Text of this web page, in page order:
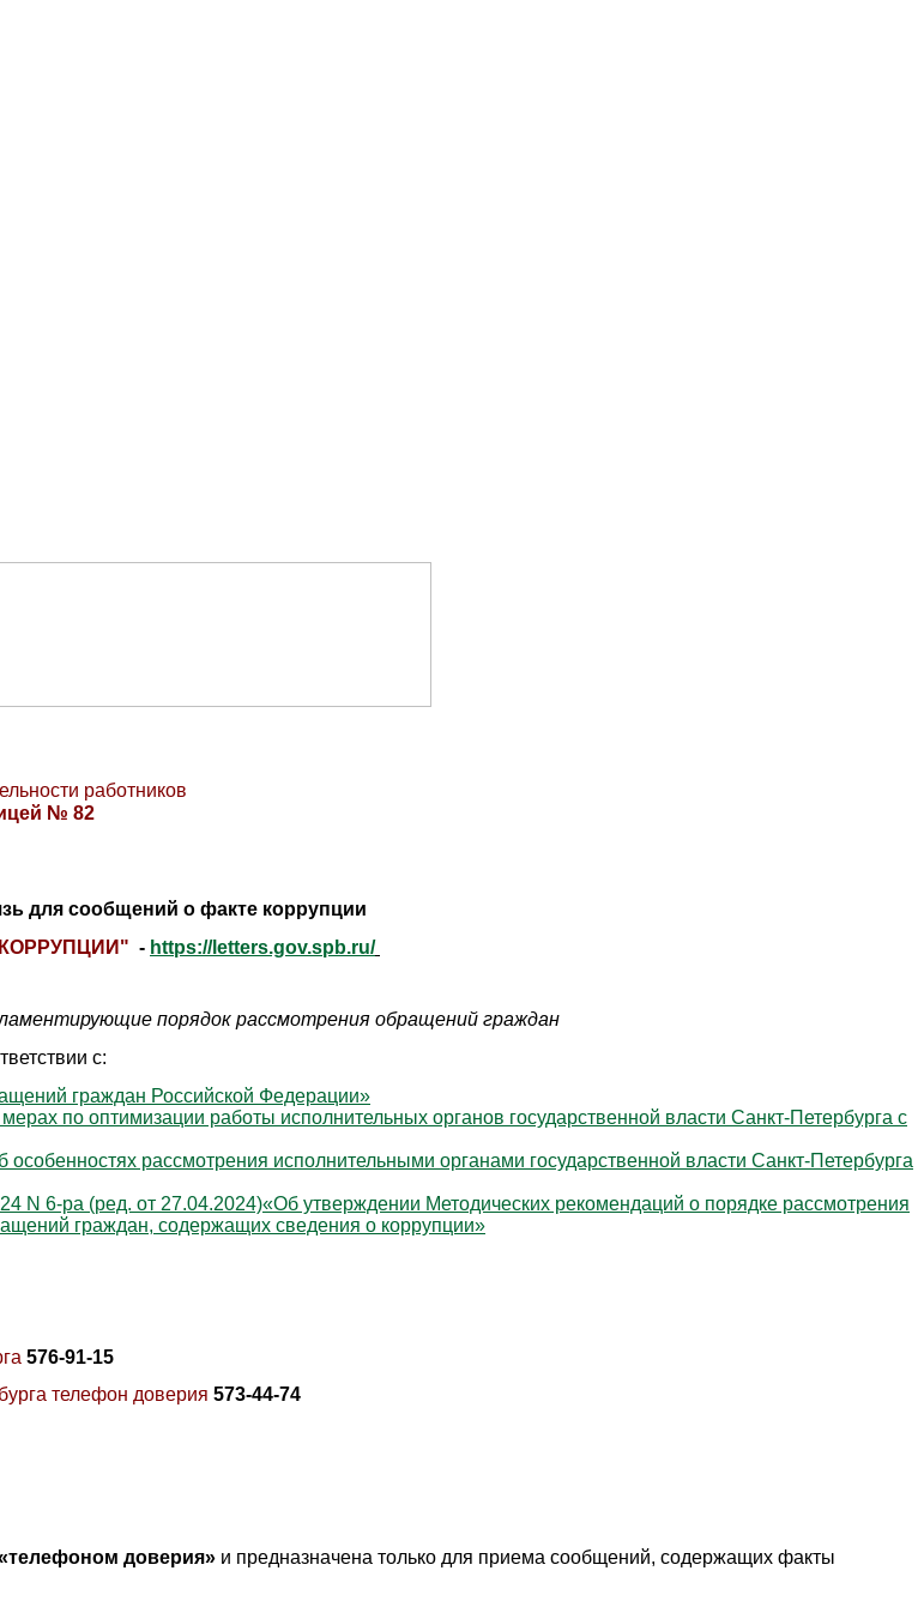
работников
№ 82
для сообщений о факте коррупции
- https://letters.gov.spb.ru/​​​​​​​
порядок рассмотрения обращений граждан
с:
граждан Российской Федерации»
по оптимизации работы исполнительных органов государственной власти Санкт‑Петербурга с
рассмотрения исполнительными органами государственной власти Санкт‑Петербурга
N 6-ра (ред. от 27.04.2024)«Об утверждении Методических рекомендаций о порядке рассмотрения
граждан, содержащих сведения о коррупции»
576-91-15
телефон доверия 573-44-74
доверия» и предназначена только для приема сообщений, содержащих факты